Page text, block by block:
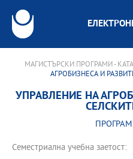
МАГИСТЪРСКИ ПРОГРАМИ -
АГРОБИЗНЕСА И
УПРАВЛЕНИЕ НА
Семестриална учебна заетост: